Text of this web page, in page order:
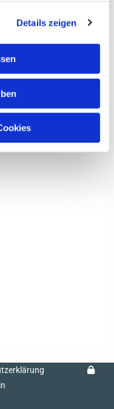
Details zeigen
auch